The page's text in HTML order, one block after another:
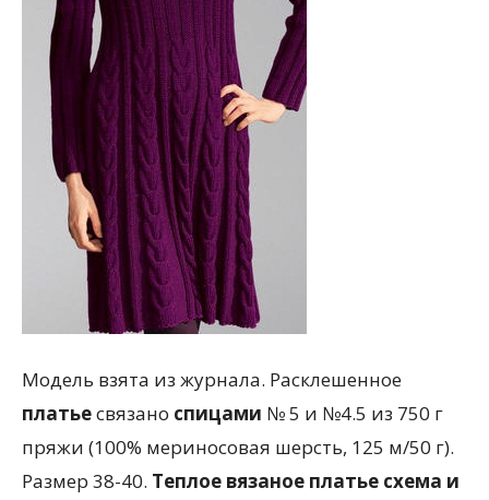
Модель взята из журнала. Расклешенное
платьесвязано спицами № 5 и №4.5 из 750 г
пряжи (100% мериносовая шерсть, 125 м/50 г).
Размер 38-40. Теплое вязаное платье схема и